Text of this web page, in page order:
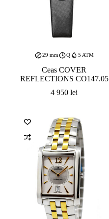
29 mm Q 5 ATM
Ceas COVER
REFLECTIONS CO147.05
4 950lei